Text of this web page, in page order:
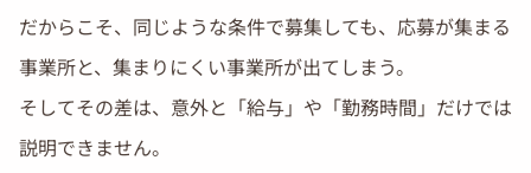
だからこそ、同じような条件で募集しても、応募が集まる
事業所と、集まりにくい事業所が出てしまう。
そしてその差は、意外と「給与」や「勤務時間」だけでは
説明できません。